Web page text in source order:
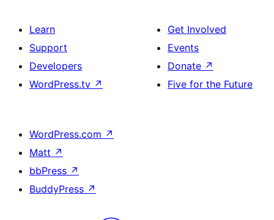
Learn
Support
Developers
WordPress.tv ↗
Get Involved
Events
Donate ↗
Five for the Future
WordPress.com ↗
Matt ↗
bbPress ↗
BuddyPress ↗